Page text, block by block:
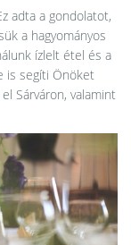
adta a gondolatot,
a hagyományos
ízlelt étel és a
is segíti Önöket
Sárváron, valamint